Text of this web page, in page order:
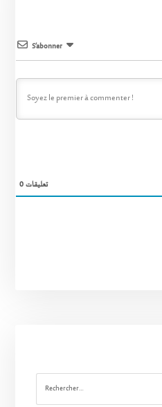
S’abonner
0تعليقات